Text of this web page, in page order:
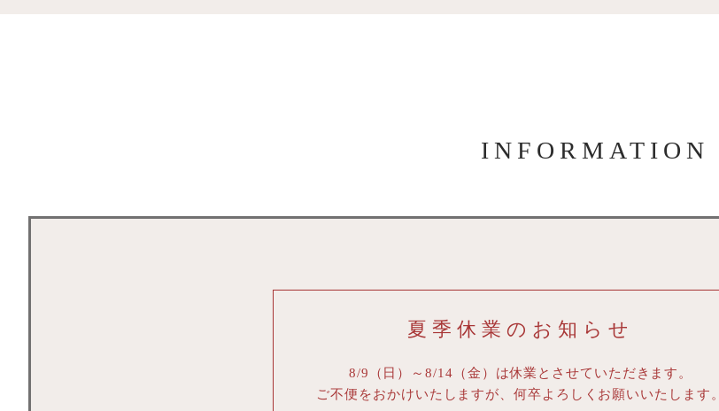
INFORMATION
夏季休業のお知らせ
8/9（日）～8/14（金） は休業とさせていただきます。
ご不便をおかけいたしますが、何卒よろしくお願いいたします。